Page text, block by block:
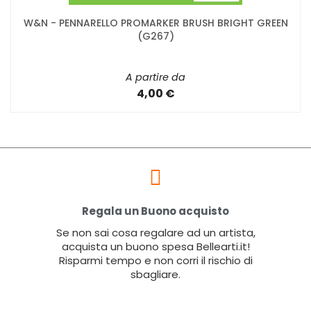
W&N - PENNARELLO PROMARKER BRUSH BRIGHT GREEN
(G267)
A partire da
4,00 €
Regala un Buono acquisto
Se non sai cosa regalare ad un artista,
acquista un buono spesa Bellearti.it!
Risparmi tempo e non corri il rischio di
sbagliare.